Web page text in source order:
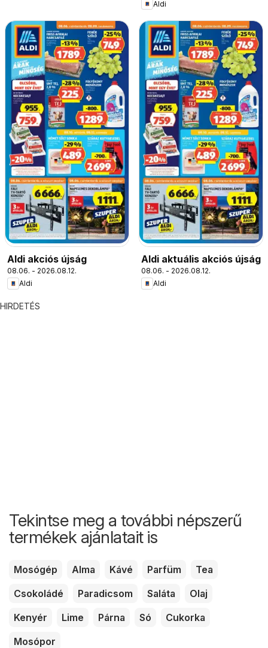
Aldi
Aldi akciós újság
08.06. - 2026.08.12.
Aldi
Aldi aktuális akciós újság
08.06. - 2026.08.12.
Aldi
HIRDETÉS
Tekintse meg a további népszerű
termékek ajánlatait is
Mosógép Alma Kávé Parfüm
Tea
Csokoládé
Paradicsom Saláta
Olaj
Kenyér
Lime Párna Só
Cukorka
Mosópor